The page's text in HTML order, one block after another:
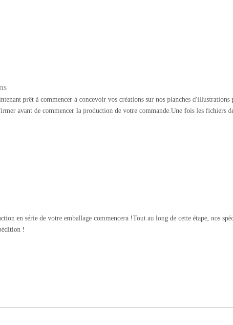
prêt à commencer à concevoir vos créations sur nos planches d'illustrations
avant de commencer la production de votre commande.Une fois les fichiers
en série de votre emballage commencera !Tout au long de cette étape, nos
!